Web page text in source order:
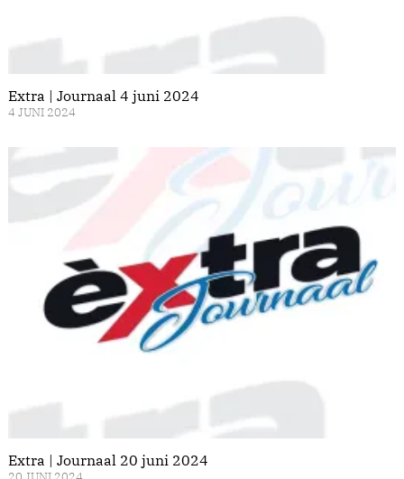
Extra | Journaal 4 juni 2024
4 JUNI 2024
Extra | Journaal 20 juni 2024